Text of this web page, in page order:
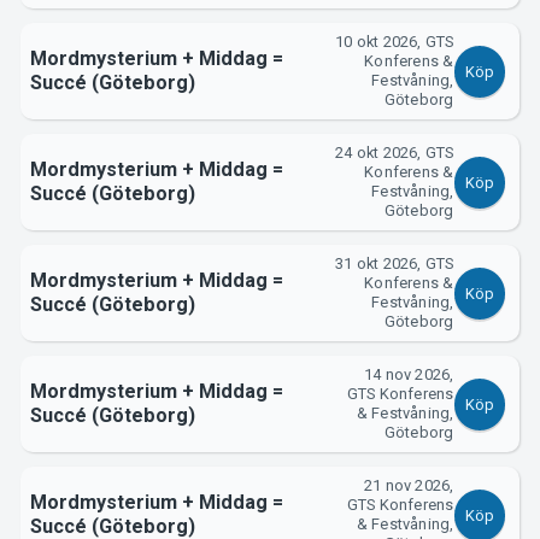
Om Tickster
Mordmysterium + Middag =
Succé (Göteborg)
10 okt 2026, GTS
Konferens &
Festvåning,
Göteborg
Köp
Mordmysterium + Middag =
Succé (Göteborg)
24 okt 2026, GTS
Konferens &
Festvåning,
Göteborg
Köp
Mordmysterium + Middag =
Succé (Göteborg)
31 okt 2026, GTS
Konferens &
Festvåning,
Göteborg
Köp
Mordmysterium + Middag =
Succé (Göteborg)
14 nov 2026,
GTS Konferens
& Festvåning,
Göteborg
Köp
Mordmysterium + Middag =
Succé (Göteborg)
21 nov 2026,
GTS Konferens
& Festvåning,
Köp